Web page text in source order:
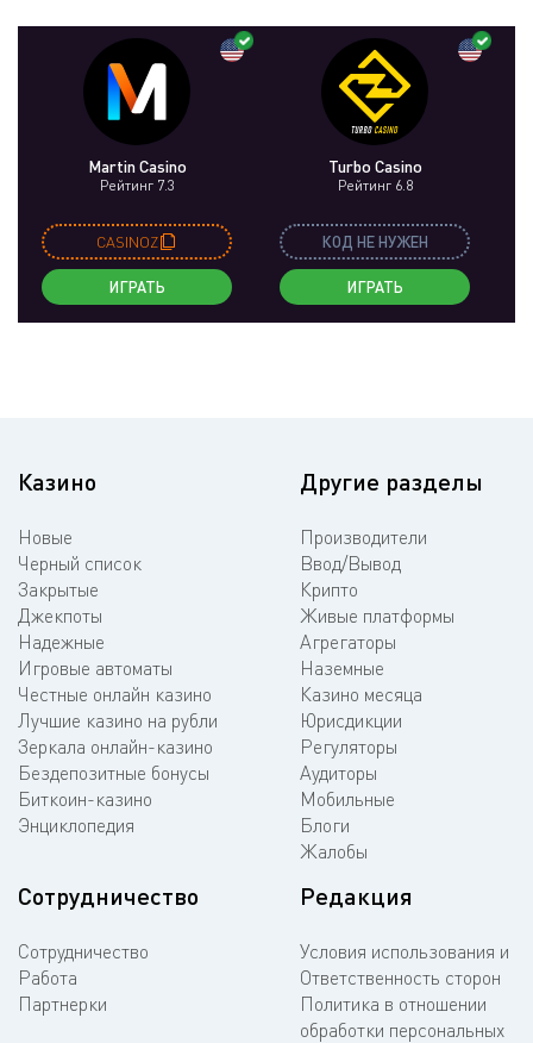
Martin Casino
Рейтинг 7.3
CASINOZ
ИГРАТЬ
Turbo Casino
Рейтинг 6.8
КОД НЕ НУЖЕН
ИГРАТЬ
Казино
Новые
Черный список
Закрытые
Джекпоты
Надежные
Игровые автоматы
Честные онлайн казино
Лучшие казино на рубли
Зеркала онлайн-казино
Бездепозитные бонусы
Биткоин-казино
Энциклопедия
Другие разделы
Производители
Ввод/Вывод
Крипто
Живые платформы
Агрегаторы
Наземные
Казино месяца
Юрисдикции
Регуляторы
Аудиторы
Мобильные
Блоги
Жалобы
Сотрудничество
Сотрудничество
Работа
Партнерки
Редакция
Условия использования и
Ответственность сторон
Политика в отношении
обработки персональных